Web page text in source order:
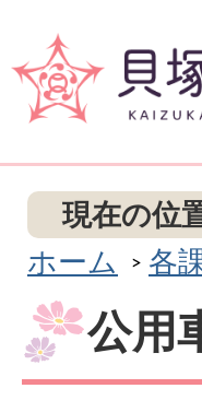
現在の位
ホーム
各
公用